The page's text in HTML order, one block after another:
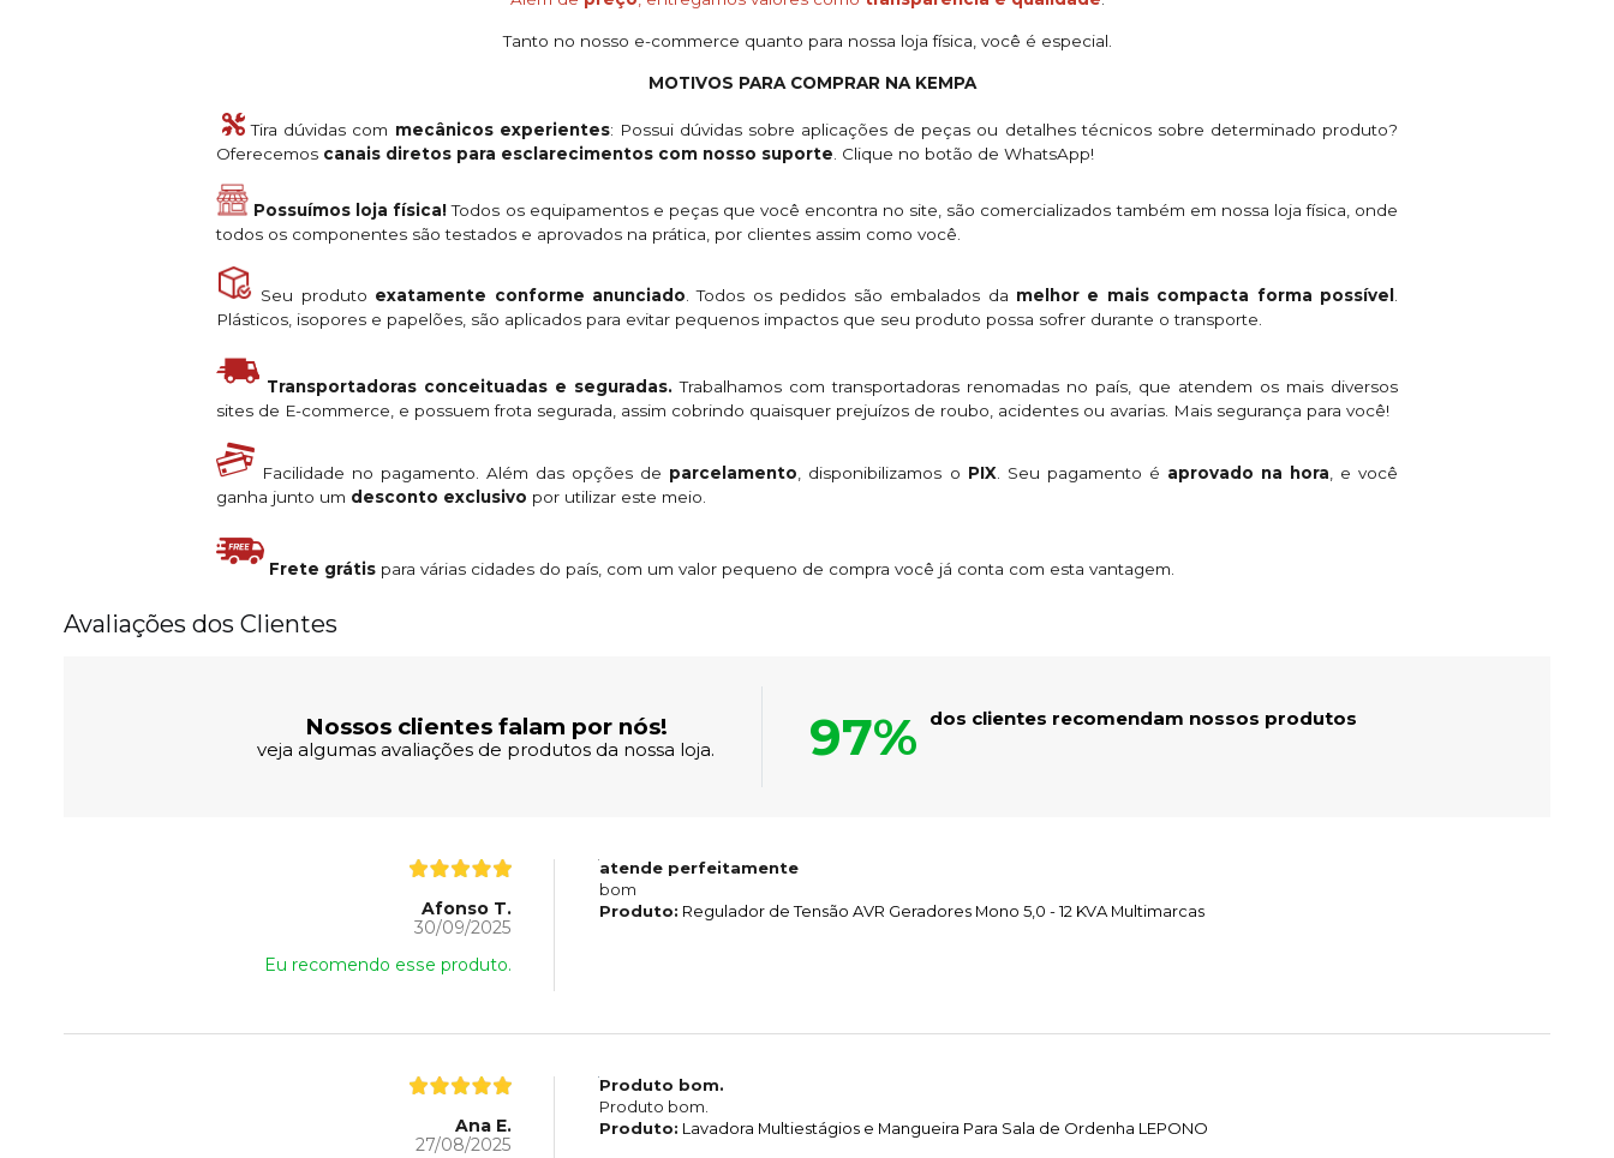
Tanto no nosso e-commerce quanto para nossa loja física, você é especial.
MOTIVOS PARA COMPRAR NA KEMPA
Tira dúvidas com mecânicos experientes: Possui dúvidas sobre aplicações de peças ou detalhes técnicos sobre determinado produto?
Oferecemos canais diretos para esclarecimentos com nosso suporte. Clique no botão de WhatsApp!
Possuímos loja física!Todos os equipamentos e peças que você encontra no site, são comercializados também em nossa loja física, onde
todos os componentes são testados e aprovados na prática, por clientes assim como você.
Seu produto exatamente conforme anunciado. Todos os pedidos são embalados da melhor e mais compacta forma possível .
Plásticos, isopores e papelões, são aplicados para evitar pequenos impactos que seu produto possa sofrer durante o transporte.
Transportadoras conceituadas e seguradas. Trabalhamos com transportadoras renomadas no país, que atendem os mais diversos
sites de E-commerce, e possuem frota segurada, assim cobrindo quaisquer prejuízos de roubo, acidentes ou avarias. Mais segurança para você!
Facilidade no pagamento. Além das opções de parcelamento, disponibilizamos o PIX. Seu pagamento é aprovado na hora, e você
ganha junto um desconto exclusivo por utilizar este meio.
Frete grátis para várias cidades do país, com um valor pequeno de compra você já conta com esta vantagem.
Avaliações dos Clientes
Nossos clientes falam por nós!
veja algumas avaliações de produtos da nossa loja. 97% dos clientes recomendam nossos produtos
Afonso T.
30/09/2025
Eu recomendo esse produto.
atende perfeitamente
bom
Produto: Regulador de Tensão AVR Geradores Mono 5,0 - 12 KVA Multimarcas
Ana E.
27/08/2025
Produto bom.
Produto bom.
Produto: Lavadora Multiestágios e Mangueira Para Sala de Ordenha LEPONO